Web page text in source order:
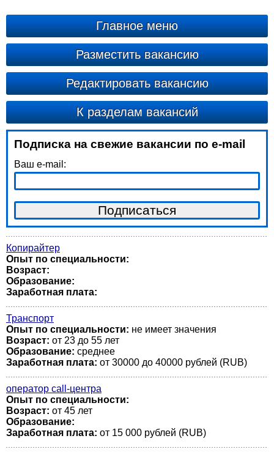
Главное меню
Разместить вакансию
Редактировать вакансию
К разделам вакансий
Подписка на свежие вакансии по e-mail
Ваш e-mail:
Копирайтер
Опыт по специальности:
Возраст:
Образование:
Заработная плата:
Транспорт
Опыт по специальности: не имеет значения
Возраст: от 23 до 55 лет
Образование: среднее
Заработная плата: от 30000 до 40000 рублей (RUB)
оператор call-центра
Опыт по специальности:
Возраст: от 45 лет
Образование:
Заработная плата: от 15 000 рублей (RUB)